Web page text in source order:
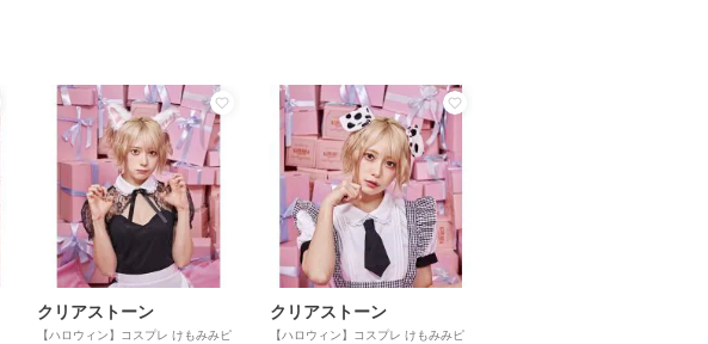
クリアストーン
【ハロウィン】コスプレ けもみみピ
クリアストーン
【ハロウィン】コスプレ けもみみピ